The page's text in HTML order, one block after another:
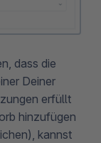
dass die
Deiner
erfüllt
hinzufügen
kannst